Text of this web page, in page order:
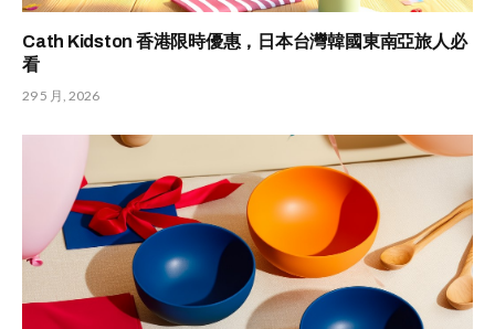
Cath Kidston 香港限時優惠，日本台灣韓國東南亞旅人必
看
29 5 月, 2026